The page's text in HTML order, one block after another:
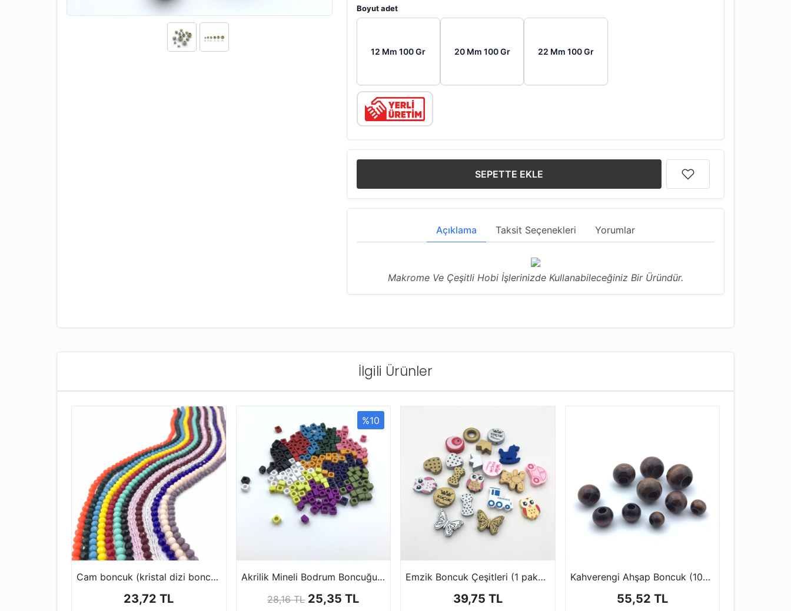
Boyut adet
12 Mm 100 Gr 20 Mm 100 Gr 22 Mm 100 Gr
SEPETTE EKLE
Açıklama Taksit Seçenekleri Yorumlar
Makrome Ve Çeşitli Hobi İşlerinizde Kullanabileceğiniz Bir Üründür.
İlgili Ürünler
Cam boncuk (kristal dizi boncuk 1 dizi 42 cm )
23,72 TL
%10
Akrilik Mineli Bodrum Boncuğu (1 paket 10 Adet)
28,16 TL 25,35 TL
Emzik Boncuk Çeşitleri (1 paket-50 gr)
39,75 TL
Kahverengi Ahşap Boncuk (100 Gr)
55,52 TL